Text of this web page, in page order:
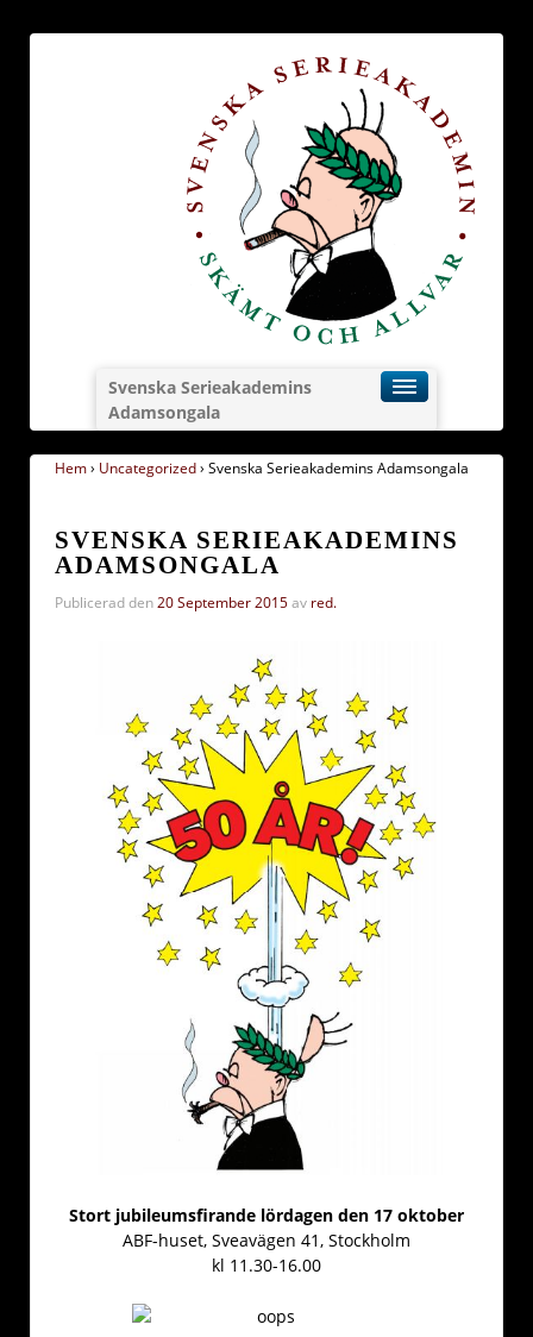
Svenska Serieakademins
Adamsongala
Hem› Uncategorized› Svenska Serieakademins Adamsongala
SVENSKA SERIEAKADEMINS
ADAMSONGALA
Publicerad den20 September 2015av red.
Stort jubileumsfirande lördagen den 17 oktober
ABF-huset, Sveavägen 41, Stockholm
kl 11.30-16.00